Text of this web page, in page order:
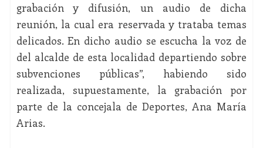
grabación y difusión, un audio de dicha
reunión, la cual era reservada y trataba temas
delicados. En dicho audio se escucha la voz de
del alcalde de esta localidad departiendo sobre
subvenciones públicas”, habiendo sido
realizada, supuestamente, la grabación por
parte de la concejala de Deportes, Ana María
Arias.